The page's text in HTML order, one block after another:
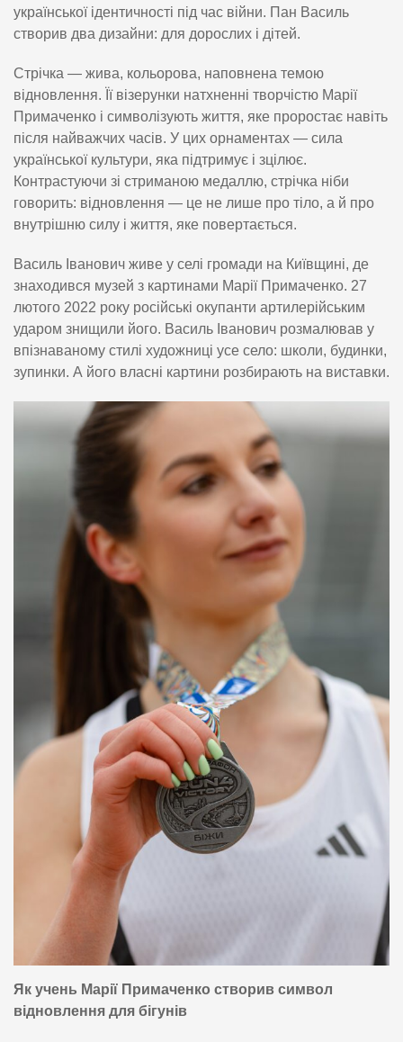
української ідентичності під час війни. Пан Василь
створив два дизайни: для дорослих і дітей.
Стрічка — жива, кольорова, наповнена темою
відновлення. Її візерунки натхненні творчістю Марії
Примаченко і символізують життя, яке проростає навіть
після найважчих часів. У цих орнаментах — сила
української культури, яка підтримує і зцілює.
Контрастуючи зі стриманою медаллю, стрічка ніби
говорить: відновлення — це не лише про тіло, а й про
внутрішню силу і життя, яке повертається.
Василь Іванович живе у селі громади на Київщині, де
знаходився музей з картинами Марії Примаченко. 27
лютого 2022 року російські окупанти артилерійським
ударом знищили його. Василь Іванович розмалював у
впізнаваному стилі художниці усе село: школи, будинки,
зупинки. А його власні картини розбирають на виставки.
Як учень Марії Примаченко створив символ
відновлення для бігунів